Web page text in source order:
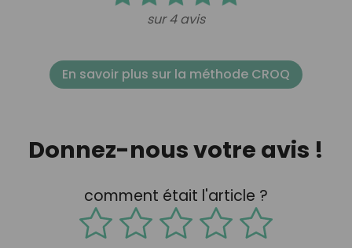
sur 4 avis
En savoir plus sur la méthode CROQ
Donnez-nous votre avis !
comment était l'article ?